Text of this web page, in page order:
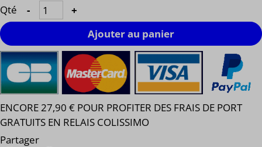
Qté -
+
Ajouter au panier
ENCORE 27,90 € POUR PROFITER DES FRAIS DE PORT
GRATUITS EN RELAIS COLISSIMO
Partager